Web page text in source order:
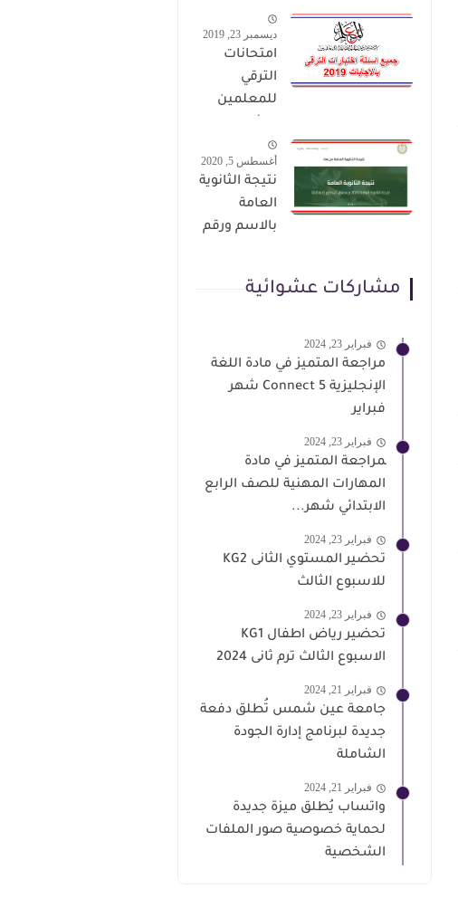
عن اسماء
المعلمين
لتدريبات
ديسمبر 23, 2019
امتحانات
الترقي
للمعلمين
حمل من هنا
أغسطس 5, 2020
نتيجة الثانوية
العامة
بالاسم ورقم
مشاركات عشوائية
فبراير 23, 2024
مراجعة المتميز في مادة اللغة
الإنجليزية Connect 5 شهر
فبراير
فبراير 23, 2024
‍مراجعة المتميز في مادة
المهارات المهنية للصف الرابع
الابتدائي شهر...
فبراير 23, 2024
تحضير المستوي الثانى KG2
للاسبوع الثالث
فبراير 23, 2024
تحضير رياض اطفال KG1
الاسبوع الثالث ترم ثانى 2024
فبراير 21, 2024
جامعة عين شمس تُطلق دفعة
جديدة لبرنامج إدارة الجودة
الشاملة
فبراير 21, 2024
واتساب يُطلق ميزة جديدة
لحماية خصوصية صور الملفات
الشخصية